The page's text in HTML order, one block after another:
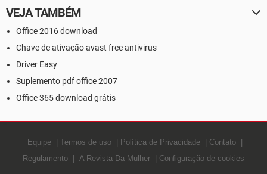
VEJA TAMBÉM
Office 2016 download
Chave de ativação avast free antivirus
Driver Easy
Suplemento pdf office 2007
Office 365 download grátis
Equipe Termos de uso Política de Privacidade
Contato
Regulamento
A Revista Da Mulher Configuração de cookies